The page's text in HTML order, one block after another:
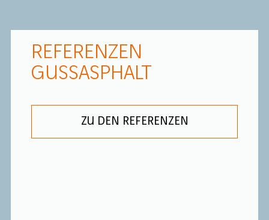
REFERENZEN
GUSSASPHALT
ZU DEN REFERENZEN